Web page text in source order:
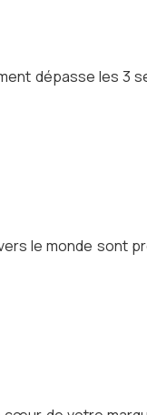
dépasse les 3
le monde sont